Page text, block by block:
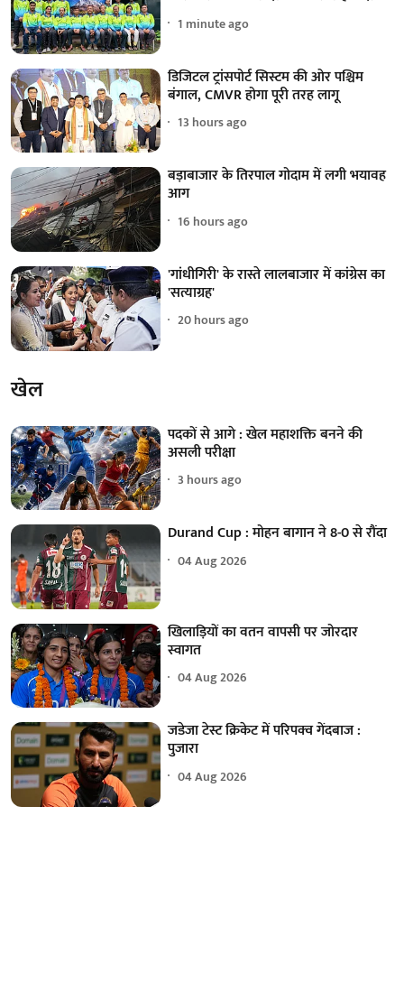
1 minute ago
डिजिटल ट्रांसपोर्ट सिस्टम की ओर पश्चिम
बंगाल, CMVR होगा पूरी तरह लागू
13 hours ago
बड़ाबाजार के तिरपाल गोदाम में लगी भयावह
आग
16 hours ago
'गांधीगिरी' के रास्ते लालबाजार में कांग्रेस का
'सत्याग्रह'
20 hours ago
खेल
पदकों से आगे : खेल महाशक्ति बनने की
असली परीक्षा
3 hours ago
Durand Cup : मोहन बागान ने 8-0 से रौंदा
04 Aug 2026
खिलाड़ियों का वतन वापसी पर जोरदार
स्वागत
04 Aug 2026
जडेजा टेस्ट क्रिकेट में परिपक्व गेंदबाज :
पुजारा
04 Aug 2026